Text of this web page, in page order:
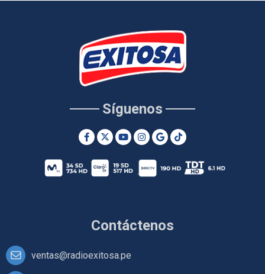
Contáctenos
ventas@radioexitosa.pe
Síguenos